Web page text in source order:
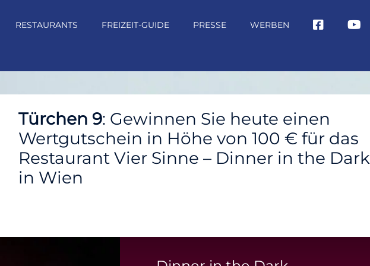
RESTAURANTS FREIZEIT-GUIDE PRESSE WERBEN
Türchen 9: Gewinnen Sie heute einen
Wertgutschein in Höhe von 100 € für das
Restaurant Vier Sinne – Dinner in the Dark
in Wien